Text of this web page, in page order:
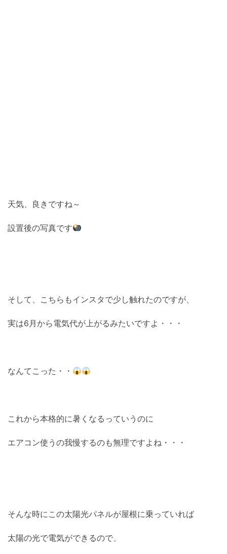
天気、良きですね～
設置後の写真です
そして、こちらもインスタで少し触れたのですが、
実は6月から電気代が上がるみたいですよ・・・
なんてこった・・
これから本格的に暑くなるっていうのに
エアコン使うの我慢するのも無理ですよね・・・
そんな時にこの太陽光パネルが屋根に乗っていれば
太陽の光で電気ができるので、